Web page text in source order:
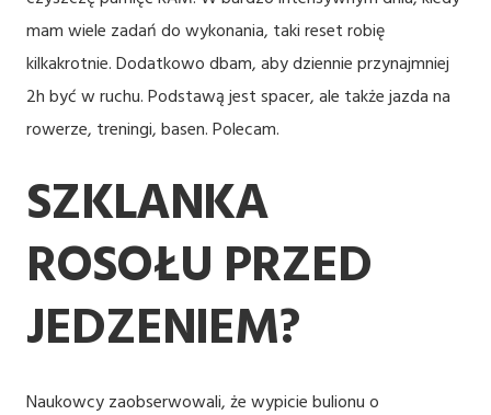
mam wiele zadań do wykonania, taki reset robię
kilkakrotnie. Dodatkowo dbam, aby dziennie przynajmniej
2h być w ruchu. Podstawą jest spacer, ale także jazda na
rowerze, treningi, basen. Polecam.
SZKLANKA
ROSOŁU PRZED
JEDZENIEM?
Naukowcy zaobserwowali, że wypicie bulionu o